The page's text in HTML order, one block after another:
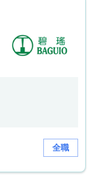
全職